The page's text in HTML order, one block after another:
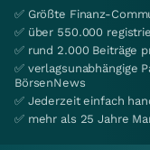
✅ Größte Finanz-
✅ über 550.000
✅ rund 2.000 Beiträge
✅ verlagsunabhängige
BörsenNews
✅ Jederzeit einfach
✅ mehr als 25 Jahre